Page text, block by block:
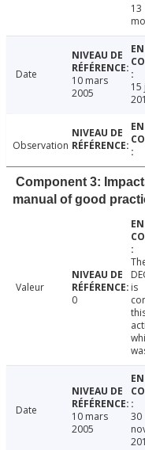
13
Date
10 mars
2005
15
Observation
Component 3:
manual of good
Valeur
0
is
Date
10 mars
2005
30